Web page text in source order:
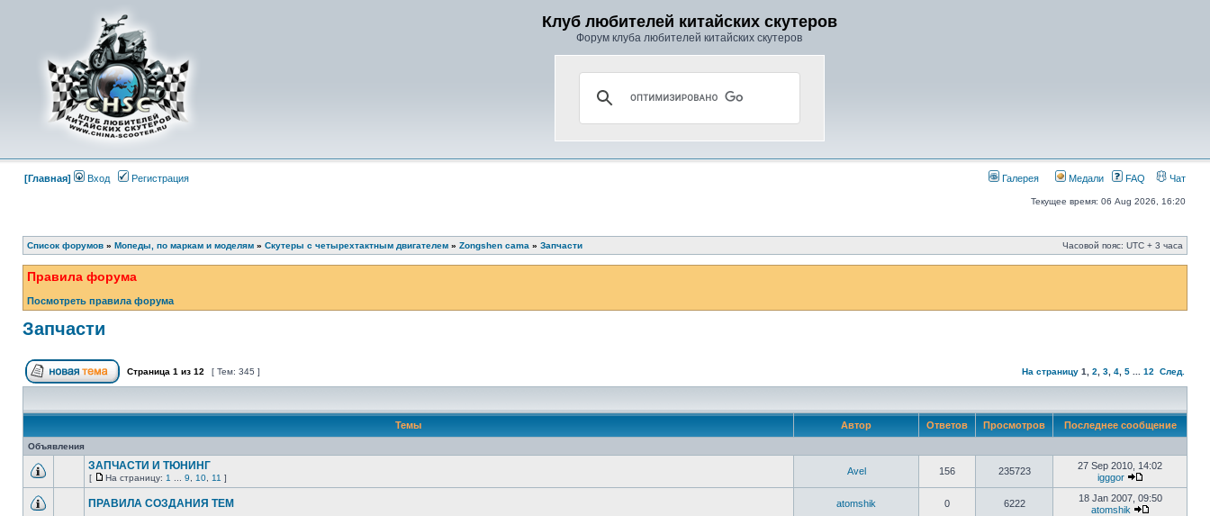
Клуб любителей китайских скутеров
Форум клуба любителей китайских скутеров
[Главная] Вход Регистрация Галерея Медали FAQ Чат
Текущее время: 06 Aug 2026, 16:20
Список форумов » Мопеды, по маркам и моделям » Скутеры с четырехтактным двигателем » Zongshen cama » Запчасти Часовой пояс: UTC + 3 часа
Правила форума
Посмотреть правила форума
Запчасти
Страница 1 из 12 [ Тем: 345 ] На страницу 1 2 3 4 5 12 След.
Темы Автор Ответов Просмотров Последнее сообщение
Объявления
ЗАПЧАСТИ И ТЮНИНГ
[ На страницу: 1 9 10 11 ]
Avel 156 235723
27 Sep 2010, 14:02
igggor
ПРАВИЛА СОЗДАНИЯ ТЕМ atomshik 0 6222
18 Jan 2007, 09:50
atomshik